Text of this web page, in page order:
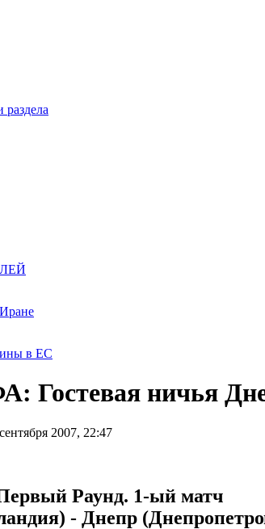
раздела
в ЕС
Гостевая ничья
2007, 22:47
Раунд. 1-ый матч
- Днепр